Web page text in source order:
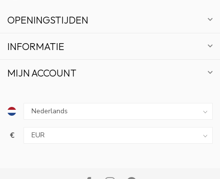
OPENINGSTIJDEN
INFORMATIE
MIJN ACCOUNT
€